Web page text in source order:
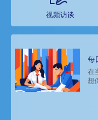
视频访谈
每
型
在
想